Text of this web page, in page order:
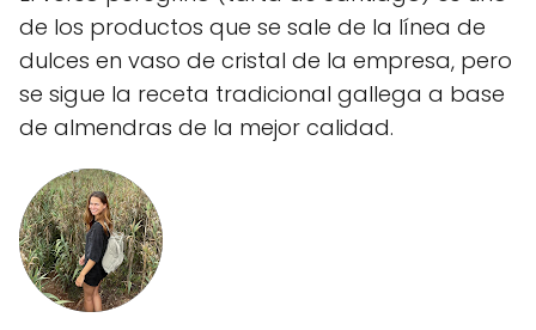
de los productos que se sale de la línea de
dulces en vaso de cristal de la empresa, pero
se sigue la receta tradicional gallega a base
de almendras de la mejor calidad.